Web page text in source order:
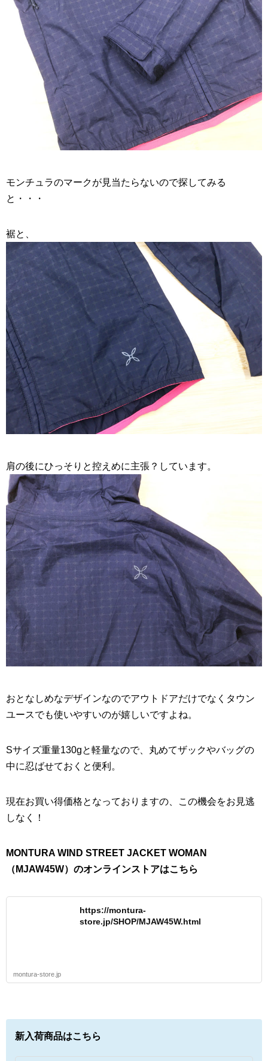
モンチュラのマークが見当たらないので探してみる
と・・・
裾と、
肩の後にひっそりと控えめに主張？しています。
おとなしめなデザインなのでアウトドアだけでなくタウン
ユースでも使いやすいのが嬉しいですよね。
Sサイズ重量130gと軽量なので、丸めてザックやバッグの
中に忍ばせておくと便利。
現在お買い得価格となっておりますの、この機会をお見逃
しなく！
MONTURA WIND STREET JACKET WOMAN
（MJAW45W）のオンラインストアはこちら
https://montura-
store.jp/SHOP/MJAW45W.html
montura-store.jp
新入荷商品はこちら